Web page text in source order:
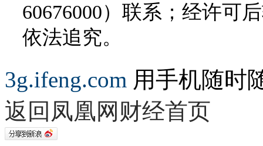
60676000）联系；经许可
依法追究。
3g.ifeng.com 用手机随时
返回凤凰网财经首页